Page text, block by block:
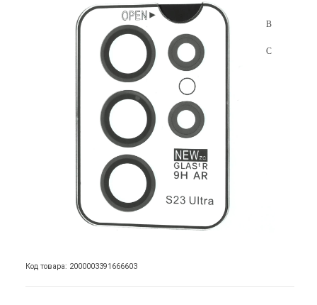
Код товара: 2000003391666603